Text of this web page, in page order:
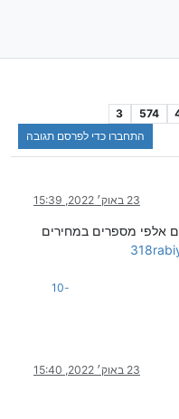
574
3
התחברו כדי לפרסם תגובה
23 באוק׳ 2022, 15:39
אלפי מספרים במחירים
-10
23 באוק׳ 2022, 15:40